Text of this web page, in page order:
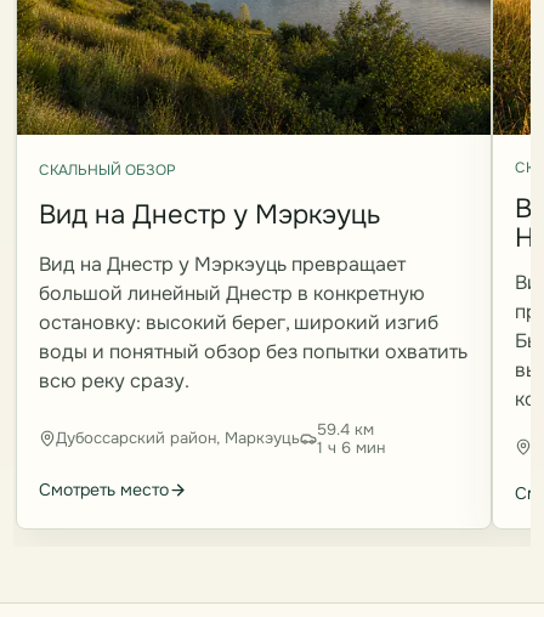
СКАЛЬНЫЙ ОБЗОР
Вид на Днестр у Мэркэуць
Вид на Днестр у Мэркэуць превращает
большой линейный Днестр в конкретную
остановку: высокий берег, широкий изгиб
воды и понятный обзор без попытки охватить
всю реку сразу.
Дубоссарский район, Маркэуць
59.4 км
1 ч 6 мин
Смотреть место